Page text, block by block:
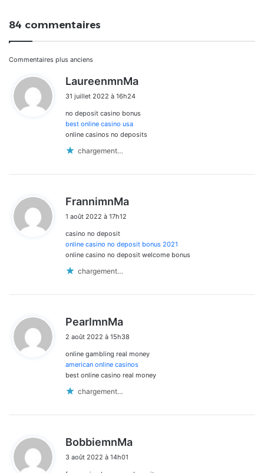
84 commentaires
Navigation
dans
les
commentaires
Commentaires plus anciens
LaureenmnMa
31 juillet 2022 à 16h24
no deposit casino bonus
best online casino usa
online casinos no deposits
chargement…
FrannimnMa
:
1 août 2022 à 17h12
casino no deposit
online casino no deposit bonus 2021
online casino no deposit welcome bonus
chargement…
PearlmnMa
t
:
2 août 2022 à 15h38
online gambling real money
american online casinos
best online casino real money
chargement…
BobbiemnMa
3 août 2022 à 14h01